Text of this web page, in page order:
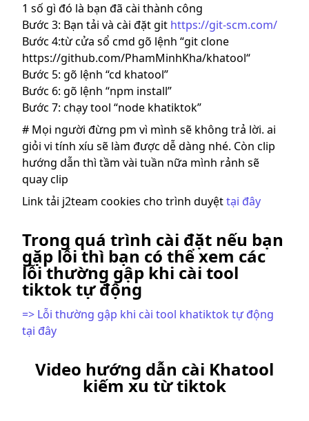
1 số gì đó là bạn đã cài thành công
Bước 3: Bạn tải và cài đặt git https://git-scm.com/
Bước 4:từ cửa sổ cmd gõ lệnh “git clone
https://github.com/PhamMinhKha/khatool“
Bước 5: gõ lệnh “cd khatool”
Bước 6: gõ lệnh “npm install”
Bước 7: chạy tool “node khatiktok”
# Mọi người đừng pm vì mình sẽ không trả lời. ai
giỏi vi tính xíu sẽ làm được dễ dàng nhé. Còn clip
hướng dẫn thì tầm vài tuần nữa mình rảnh sẽ
quay clip
Link tải j2team cookies cho trình duyệttại đây
Trong quá trình cài đặt nếu bạn
gặp lỗi thì bạn có thể xem các
lỗi thường gập khi cài tool
tiktok tự động
=> Lỗi thường gập khi cài tool khatiktok tự động
tại đây
Video hướng dẫn cài Khatool
kiếm xu từ tiktok